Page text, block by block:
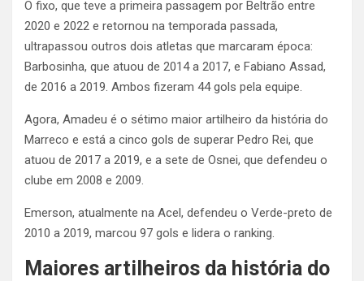
O fixo, que teve a primeira passagem por Beltrão entre
2020 e 2022 e retornou na temporada passada,
ultrapassou outros dois atletas que marcaram época:
Barbosinha, que atuou de 2014 a 2017, e Fabiano Assad,
de 2016 a 2019. Ambos fizeram 44 gols pela equipe.
Agora, Amadeu é o sétimo maior artilheiro da história do
Marreco e está a cinco gols de superar Pedro Rei, que
atuou de 2017 a 2019, e a sete de Osnei, que defendeu o
clube em 2008 e 2009.
Emerson, atualmente na Acel, defendeu o Verde-preto de
2010 a 2019, marcou 97 gols e lidera o ranking.
Maiores artilheiros da história do